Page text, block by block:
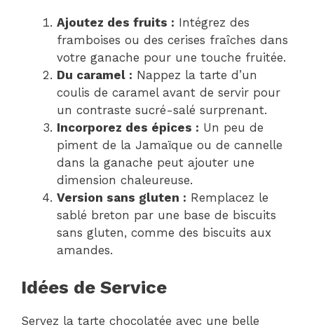
Ajoutez des fruits : Intégrez des
framboises ou des cerises fraîches dans
votre ganache pour une touche fruitée.
Du caramel : Nappez la tarte d’un
coulis de caramel avant de servir pour
un contraste sucré-salé surprenant.
Incorporez des épices : Un peu de
piment de la Jamaïque ou de cannelle
dans la ganache peut ajouter une
dimension chaleureuse.
Version sans gluten : Remplacez le
sablé breton par une base de biscuits
sans gluten, comme des biscuits aux
amandes.
Idées de Service
Servez la tarte chocolatée avec une belle